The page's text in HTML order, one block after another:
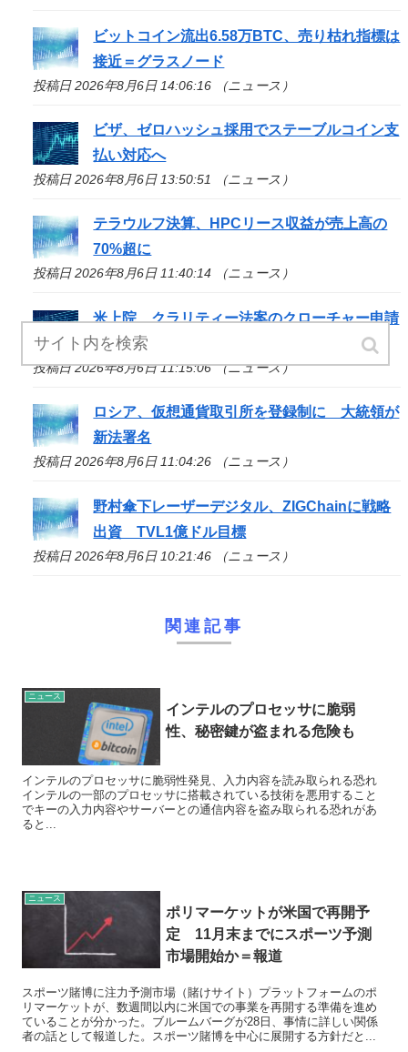
ビットコイン流出6.58万BTC、売り枯れ指標は
接近＝グラスノード
投稿日 2026年8月6日 14:06:16 （ニュース）
ビザ、ゼロハッシュ採用でステーブルコイン支
払い対応へ
投稿日 2026年8月6日 13:50:51 （ニュース）
テラウルフ決算、HPCリース収益が売上高の
70%超に
投稿日 2026年8月6日 11:40:14 （ニュース）
米上院、クラリティー法案のクローチャー申請
見送り続く＝報道
投稿日 2026年8月6日 11:15:06 （ニュース）
ロシア、仮想通貨取引所を登録制に 大統領が
新法署名
投稿日 2026年8月6日 11:04:26 （ニュース）
野村傘下レーザーデジタル、ZIGChainに戦略
出資 TVL1億ドル目標
投稿日 2026年8月6日 10:21:46 （ニュース）
関連記事
ニュース
インテルのプロセッサに脆弱
性、秘密鍵が盗まれる危険も
インテルのプロセッサに脆弱性発見、入力内容を読み取られる恐れ
インテルの一部のプロセッサに搭載されている技術を悪用すること
でキーの入力内容やサーバーとの通信内容を盗み取られる恐れがあ
ると...
ニュース
ポリマーケットが米国で再開予
定 11月末までにスポーツ予測
市場開始か＝報道
スポーツ賭博に注力予測市場（賭けサイト）プラットフォームのポ
リマーケットが、数週間以内に米国での事業を再開する準備を進め
ていることが分かった。ブルームバーグが28日、事情に詳しい関係
者の話として報道した。スポーツ賭博を中心に展開する方針だと...